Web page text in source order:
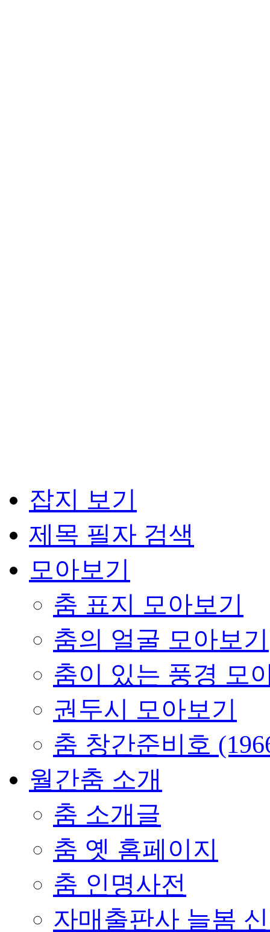
잡지 보기
제목 필자 검색
모아보기
춤 표지 모아보기
춤의 얼굴 모아보기
춤이 있는 풍경 모
권두시 모아보기
춤 창간준비호
월간춤 소개
춤 소개글
춤 옛 홈페이지
춤 인명사전
자매출판사 늘봄